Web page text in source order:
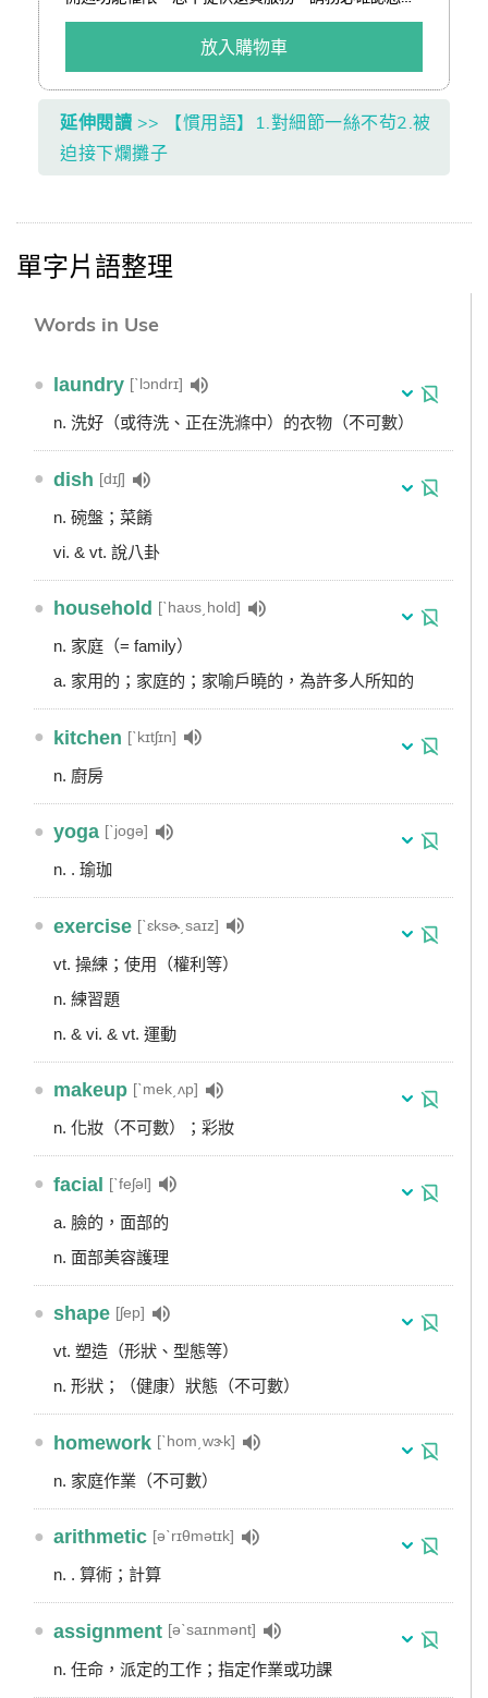
(查詢)」或「折價券(查詢)」折抵二擇一。 ✔ 以低於
3 折加購嚴選好書。放入購物車
延伸閱讀 >> 【慣用語】1.對細節一絲不茍2.被
迫接下爛攤子
單字片語整理
Words in Use
● laundry [ˋlɔndrɪ]
n. 洗好（或待洗、正在洗滌中）的衣物（不可數）
● dish [dɪʃ]
n. 碗盤；菜餚
vi. & vt. 說八卦
● household [ˋhaʊs͵hold]
n. 家庭（= family）
a. 家用的；家庭的；家喻戶曉的，為許多人所知的
● kitchen [ˋkɪtʃɪn]
n. 廚房
● yoga [ˋjogə]
n. . 瑜珈
● exercise [ˋɛksɚ͵saɪz]
vt. 操練；使用（權利等）
n. 練習題
n. & vi. & vt. 運動
● makeup [ˋmek͵ʌp]
n. 化妝（不可數）；彩妝
● facial [ˋfeʃəl]
a. 臉的，面部的
n. 面部美容護理
● shape [ʃep]
vt. 塑造（形狀、型態等）
n. 形狀；（健康）狀態（不可數）
● homework [ˋhom͵wɝk]
n. 家庭作業（不可數）
● arithmetic [əˋrɪθmətɪk]
n. . 算術；計算
● assignment [əˋsaɪnmənt]
n. 任命，派定的工作；指定作業或功課